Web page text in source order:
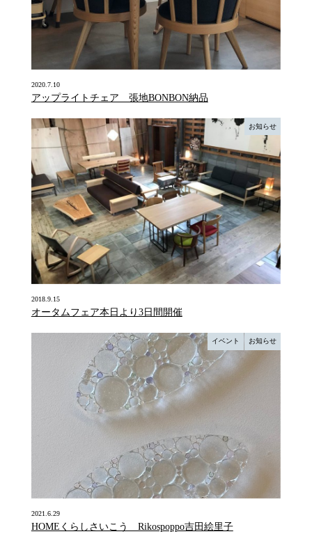
2020.7.10
アップライトチェア 張地BONBON納品
お知らせ
2018.9.15
オータムフェア本日より3日間開催
イベント お知らせ
2021.6.29
HOMEくらしさいこう Rikospoppo吉田絵里子